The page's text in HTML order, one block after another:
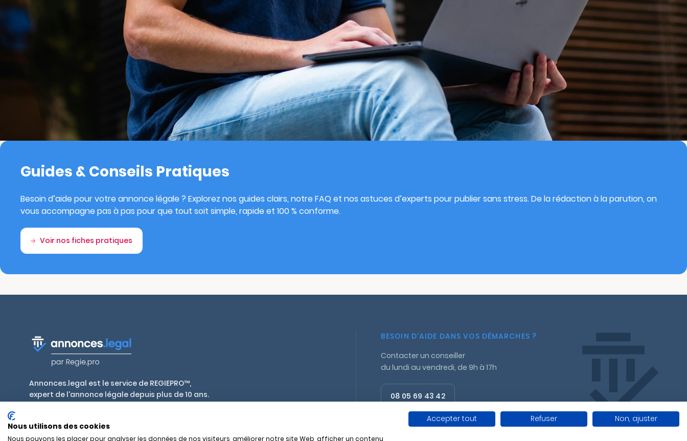
Guides & Conseils Pratiques
Besoin d’aide pour votre annonce légale ? Explorez nos guides clairs, notre FAQ et nos astuces d’experts pour publier sans stress. De la rédaction à la parution, on
vous accompagne pas à pas pour que tout soit simple, rapide et 100 % conforme.
Voir nos fiches pratiques
Annonces.legal est le service de REGIEPRO™,
expert de l'annonce légale depuis plus de 10 ans.
habilités en France et outre-mer.
BESOIN D'AIDE DANS VOS DÉMARCHES ?
Contacter un conseiller
du lundi au vendredi, de 9h à 17h
08 05 69 43 42
Nous utilisons des cookies
Nous pouvons les placer pour analyser les données de nos visiteurs, améliorer notre site Web, afficher un contenu
Accepter tout Refuser Non, ajuster